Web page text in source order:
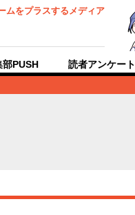
ムをプラスするメディア
部PUSH 読者アンケート